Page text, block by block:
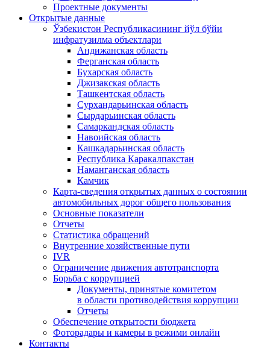
Проектные документы
Открытые данные
Ўзбекистон Республикасининг йўл бўйи
инфратузилма объектлари
Андижанская область
Ферганская область
Бухарская область
Джизакская область
Ташкентская область
Сурхандарьинская область
Сырдарьинская область
Самаркандская область
Навоийская область
Кашкадарьинская область
Республика Каракалпакстан
Наманганская область
Камчик
Карта-сведения открытых данных о состоянии
автомобильных дорог общего пользования
Основные показатели
Отчеты
Статистика обращений
Внутренние хозяйственные пути
IVR
Ограничение движения автотранспорта
Борьба с коррупцией
Документы, принятые комитетом
в области противодействия коррупции
Отчеты
Обеспечение открытости бюджета
Фоторадары и камеры в режими онлайн
Контакты